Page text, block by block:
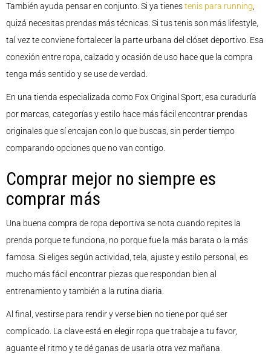
También ayuda pensar en conjunto. Si ya tienestenis para running
quizá necesitas prendas más técnicas. Si tus tenis son más lifestyle,
tal vez te conviene fortalecer la parte urbana del clóset deportivo. Esa
conexión entre ropa, calzado y ocasión de uso hace que la compra
tenga más sentido y se use de verdad.
En una tienda especializada como Fox Original Sport, esa curaduría
por marcas, categorías y estilo hace más fácil encontrar prendas
originales que sí encajan con lo que buscas, sin perder tiempo
comparando opciones que no van contigo.
Comprar mejor no siempre es
comprar más
Una buena compra de ropa deportiva se nota cuando repites la
prenda porque te funciona, no porque fue la más barata o la más
famosa. Si eliges según actividad, tela, ajuste y estilo personal, es
mucho más fácil encontrar piezas que respondan bien al
entrenamiento y también a la rutina diaria.
Al final, vestirse para rendir y verse bien no tiene por qué ser
complicado. La clave está en elegir ropa que trabaje a tu favor,
aguante el ritmo y te dé ganas de usarla otra vez mañana.